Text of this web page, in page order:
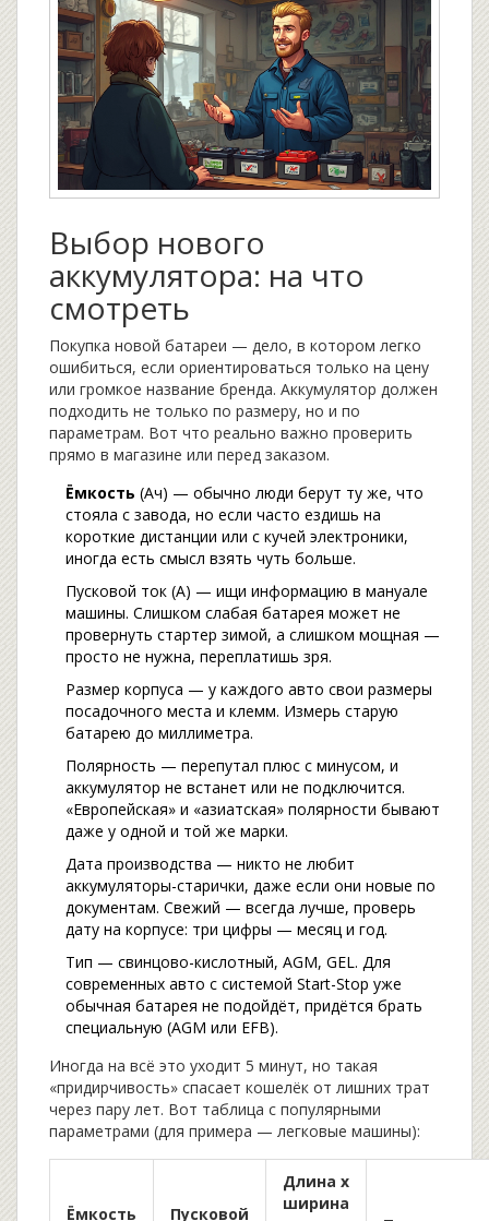
Выбор нового
аккумулятора: на что
смотреть
Покупка новой батареи — дело, в котором легко
ошибиться, если ориентироваться только на цену
или громкое название бренда. Аккумулятор должен
подходить не только по размеру, но и по
параметрам. Вот что реально важно проверить
прямо в магазине или перед заказом.
Ёмкость (Ач) — обычно люди берут ту же, что
стояла с завода, но если часто ездишь на
короткие дистанции или с кучей электроники,
иногда есть смысл взять чуть больше.
Пусковой ток (А) — ищи информацию в мануале
машины. Слишком слабая батарея может не
провернуть стартер зимой, а слишком мощная —
просто не нужна, переплатишь зря.
Размер корпуса — у каждого авто свои размеры
посадочного места и клемм. Измерь старую
батарею до миллиметра.
Полярность — перепутал плюс с минусом, и
аккумулятор не встанет или не подключится.
«Европейская» и «азиатская» полярности бывают
даже у одной и той же марки.
Дата производства — никто не любит
аккумуляторы-старички, даже если они новые по
документам. Свежий — всегда лучше, проверь
дату на корпусе: три цифры — месяц и год.
Тип — свинцово-кислотный, AGM, GEL. Для
современных авто с системой Start-Stop уже
обычная батарея не подойдёт, придётся брать
специальную (AGM или EFB).
Иногда на всё это уходит 5 минут, но такая
«придирчивость» спасает кошелёк от лишних трат
через пару лет. Вот таблица с популярными
параметрами (для примера — легковые машины):
Ёмкость Пусковой
Длина х
ширина